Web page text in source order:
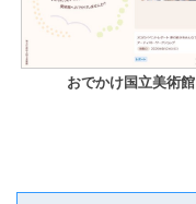
おでかけ国立美術館